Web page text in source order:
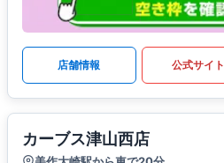
店舗情報 公式サイト
カーブス津山西店